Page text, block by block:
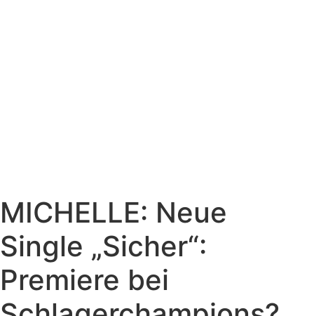
MICHELLE: Neue
Single „Sicher“:
Premiere bei